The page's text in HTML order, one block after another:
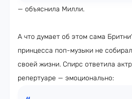
— объяснила Милли.
А что думает об этом сама
принцесса поп-музыки не
своей жизни. Спирс ответила
репертуаре — эмоционально: